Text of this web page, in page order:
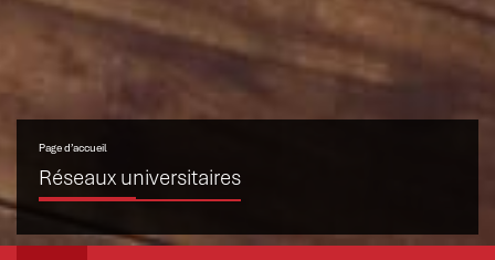
Page d’accueil
Réseaux universitaires